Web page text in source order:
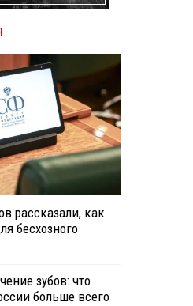
рассказали, как
бесхозного
зубов: что
больше всего